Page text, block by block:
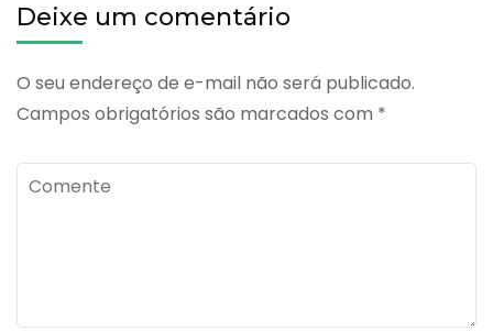
Deixe um comentário
O seu endereço de e-mail não será publicado.
Campos obrigatórios são marcados com *
Comente